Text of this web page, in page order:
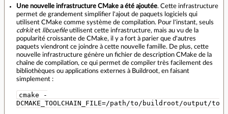
Une nouvelle infrastructure CMake a été ajoutée. Cette infrastructure
permet de grandement simplifier l'ajout de paquets logiciels qui
utilisent CMake comme système de compilation. Pour l'instant, seuls
cdrkitet libcuefileutilisent cette infrastructure, mais au vu de la
popularité croissante de CMake, il y a fort à parier que d'autres
paquets viendront ce joindre à cette nouvelle famille. De plus, cette
nouvelle infrastructure génère un fichier de description CMake de la
chaîne de compilation, ce qui permet de compiler très facilement des
bibliothèques ou applications externes à Buildroot, en faisant
simplement :
cmake -
DCMAKE_TOOLCHAIN_FILE=/path/to/buildroot/output/